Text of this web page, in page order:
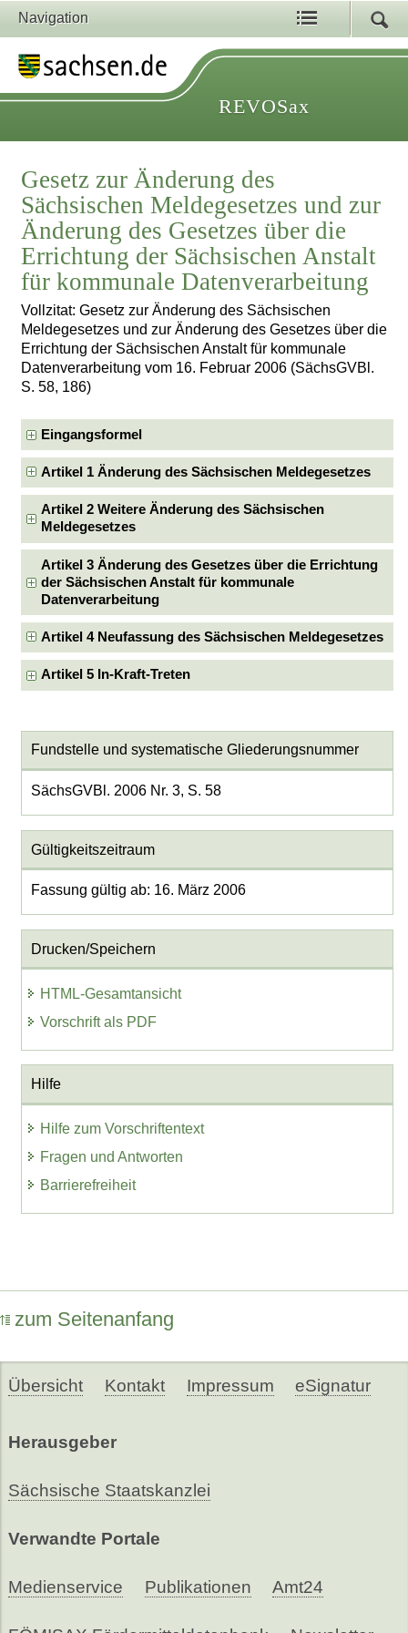
Navigation
REVOSax
Gesetz zur Änderung des
Sächsischen Meldegesetzes und zur
Änderung des Gesetzes über die
Errichtung der Sächsischen Anstalt
für kommunale Datenverarbeitung
Vollzitat: Gesetz zur Änderung des Sächsischen
Meldegesetzes und zur Änderung des Gesetzes über die
Errichtung der Sächsischen Anstalt für kommunale
Datenverarbeitung vom 16. Februar 2006 (SächsGVBl.
S. 58, 186)
Eingangsformel
Artikel 1 Änderung des Sächsischen Meldegesetzes
Artikel 2 Weitere Änderung des Sächsischen
Meldegesetzes
Artikel 3 Änderung des Gesetzes über die Errichtung
der Sächsischen Anstalt für kommunale
Datenverarbeitung
Artikel 4 Neufassung des Sächsischen Meldegesetzes
Artikel 5 In-Kraft-Treten
Fundstelle und systematische Gliederungsnummer
SächsGVBl. 2006 Nr. 3, S. 58
Gültigkeitszeitraum
Fassung gültig ab: 16. März 2006
Drucken/Speichern
HTML-Gesamtansicht
Vorschrift als PDF
Hilfe
Hilfe zum Vorschriftentext
Fragen und Antworten
Barrierefreiheit
zum Seitenanfang
Übersicht Kontakt Impressum eSignatur
Herausgeber
Sächsische Staatskanzlei
Verwandte Portale
Medienservice Publikationen Amt24